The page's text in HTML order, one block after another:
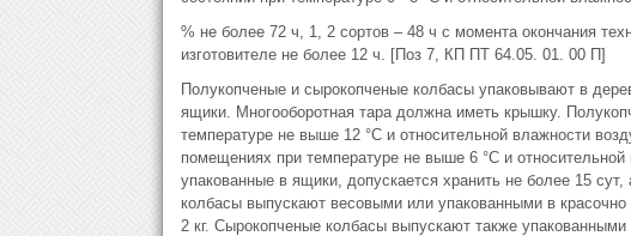
% не более 72 ч, 1, 2 сортов – 48 ч с момента окончания
изготовителе не более 12 ч. [Поз 7, КП ПТ 64.05. 01. 00 П]
Полукопченые и сырокопченые колбасы упаковывают в
ящики. Многооборотная тара должна иметь крышку.
температуре не выше 12 °С и относительной влажности
помещениях при температуре не выше 6 °С и
упакованные в ящики, допускается хранить не более 15
колбасы выпускают весовыми или упакованными в
2 кг. Сырокопченые колбасы выпускают также